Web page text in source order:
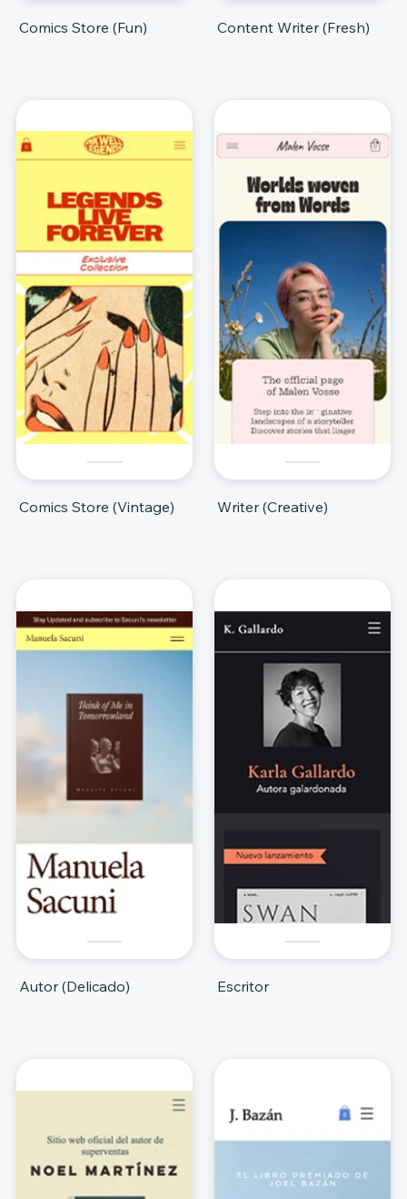
Comics Store (Fun) Content Writer (Fresh)
Comics Store (Vintage) Writer (Creative)
Autor (Delicado) Escritor